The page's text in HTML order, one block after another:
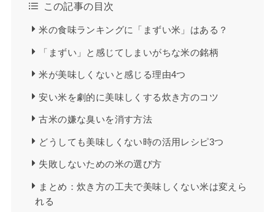
この記事の目次
米の食味ランキングに「まずい米」はある？
「まずい」と感じてしまいがちな米の銘柄
米が美味しくないと感じる理由4つ
安い米を劇的に美味しくする炊き方のコツ
古米の嫌な臭いを消す方法
どうしても美味しくない時の活用レシピ3つ
失敗しないための米の選び方
まとめ：炊き方の工夫で美味しくない米は変えら
れる